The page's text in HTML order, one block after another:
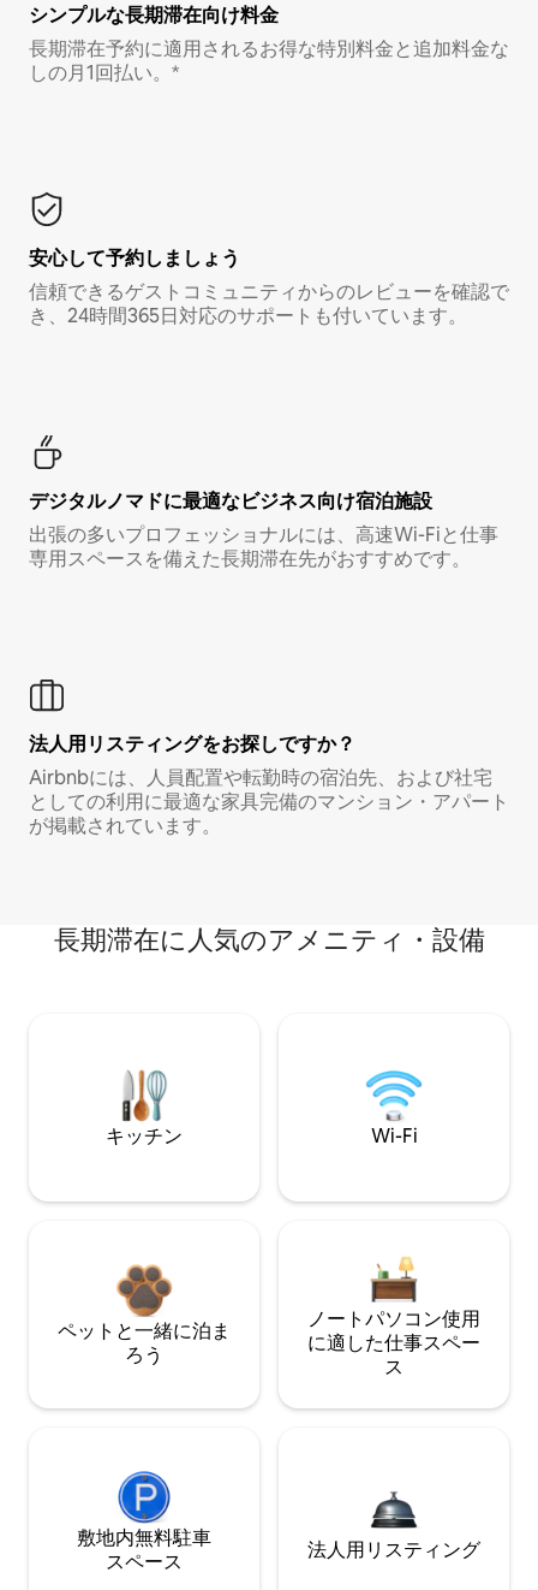
シンプルな長期滞在向け料金
長期滞在予約に適用されるお得な特別料金と追加料金な
しの月1回払い。*
安心して予約しましょう
信頼できるゲストコミュニティからのレビューを確認で
き、24時間365日対応のサポートも付いています。
デジタルノマド⁠に最⁠適⁠なビ⁠ジ⁠ネ⁠ス⁠向⁠け宿⁠泊⁠施⁠設
出張の多いプロフェッショナルには、高速Wi-Fiと仕事
専用スペースを備えた長期滞在先がおすすめです。
法人用リスティングをお探しですか？
Airbnbには、人員配置や転勤時の宿泊先、および社宅
としての利用に最適な家具完備のマンション・アパート
が掲載されています。
長期滞在に人気のアメニティ・設備
キッチン Wi-Fi
ペットと一緒に泊ま
ろう
ノートパソコン使用
に適した仕事スペー
ス
敷地内無料駐⁠車
ス⁠ペ⁠ー⁠ス
法人用リスティング